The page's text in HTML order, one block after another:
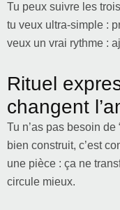
Tu peux suivre les
tu veux ultra-simple :
veux un vrai rythme :
Rituel
changent
Tu n’as pas besoin de
bien construit, c’est
une pièce : ça ne
circule mieux.